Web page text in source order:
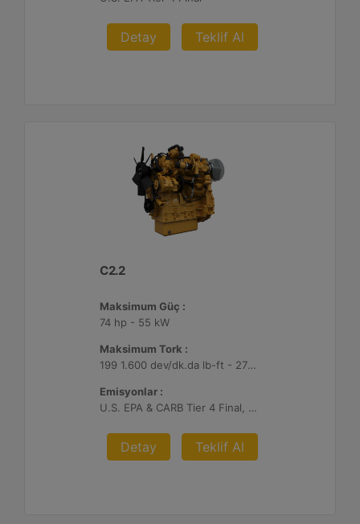
Detay Teklif Al
C2.2
Maksimum Güç :
74 hp - 55 kW
Maksimum Tork :
199 1.600 dev/dk.da lb-ft - 270 1.600 dev/dk.da Nm
Emisyonlar :
U.S. EPA & CARB Tier 4 Final, EU Stage V
Detay Teklif Al